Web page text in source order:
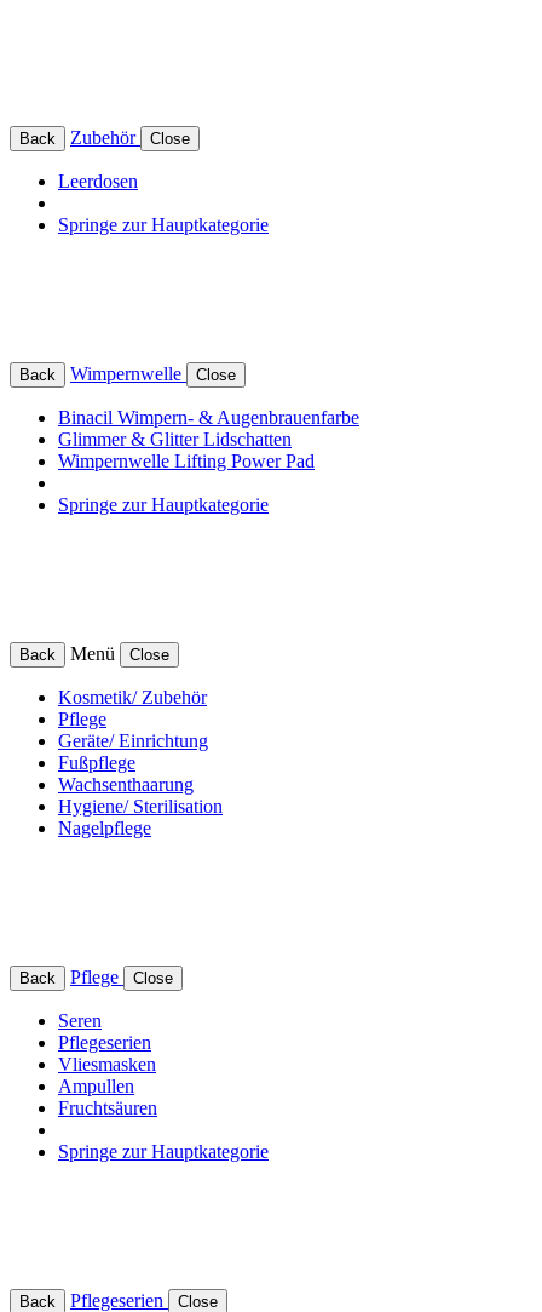
Back Zubehör Close
Leerdosen
Springe zur Hauptkategorie
Back Wimpernwelle Close
Binacil Wimpern- & Augenbrauenfarbe
Glimmer & Glitter Lidschatten
Wimpernwelle Lifting Power Pad
Springe zur Hauptkategorie
Back Menü Close
Kosmetik/ Zubehör
Pflege
Geräte/ Einrichtung
Fußpflege
Wachsenthaarung
Hygiene/ Sterilisation
Nagelpflege
Back Pflege Close
Seren
Pflegeserien
Vliesmasken
Ampullen
Fruchtsäuren
Springe zur Hauptkategorie
Back Pflegeserien Close